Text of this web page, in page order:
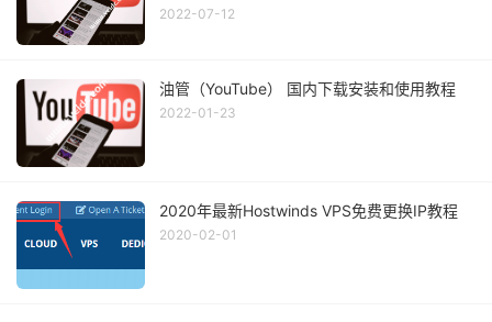
2022-07-12
油管（YouTube） 国内下载安装和使用教程
2022-01-23
2020年最新Hostwinds VPS免费更换IP教程
2020-02-01